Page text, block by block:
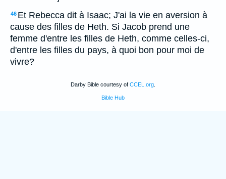
46 Et Rebecca dit à Isaac; J'ai la vie en aversion à
cause des filles de Heth. Si Jacob prend une
femme d'entre les filles de Heth, comme celles-ci,
d'entre les filles du pays, à quoi bon pour moi de
vivre?
Darby Bible courtesy of CCEL.org
Bible Hub